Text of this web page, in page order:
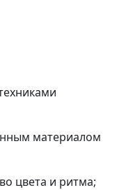
материалом
цвета и ритма;